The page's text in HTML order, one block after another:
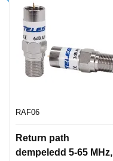
RAF06
Return path
dempeledd 5-65 MHz,